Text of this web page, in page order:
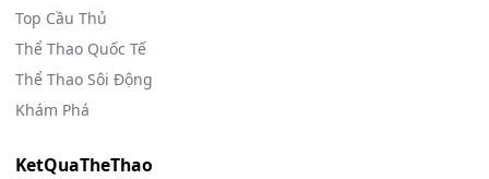
Top Cầu Thủ
Thể Thao Quốc Tế
Thể Thao Sôi Động
Khám Phá
KetQuaTheThao